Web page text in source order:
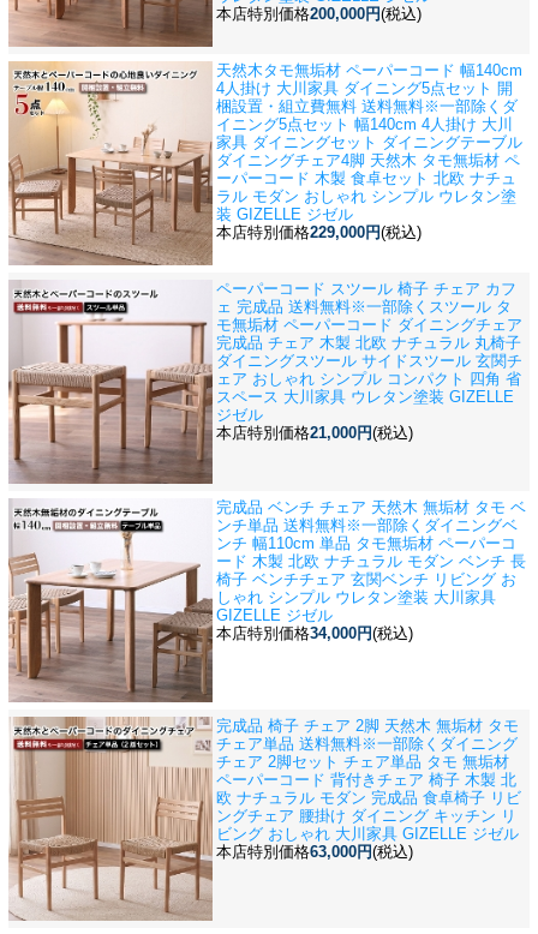
本店特別価格200,000円(税込)
天然木タモ無垢材 ペーパーコード 幅140cm
4人掛け 大川家具 ダイニング5点セット 開
梱設置・組立費無料 送料無料※一部除く ダ
イニング5点セット 幅140cm 4人掛け 大川
家具 ダイニングセット ダイニングテーブル
ダイニングチェア4脚 天然木 タモ無垢材 ペ
ーパーコード 木製 食卓セット 北欧 ナチュ
ラル モダン おしゃれ シンプル ウレタン塗
装 GIZELLE ジゼル
本店特別価格229,000円(税込)
ペーパーコード スツール 椅子 チェア カフ
ェ 完成品 送料無料※一部除く スツール タ
モ無垢材 ペーパーコード ダイニングチェア
完成品 チェア 木製 北欧 ナチュラル 丸椅子
ダイニングスツール サイドスツール 玄関チ
ェア おしゃれ シンプル コンパクト 四角 省
スペース 大川家具 ウレタン塗装 GIZELLE
ジゼル
本店特別価格21,000円(税込)
完成品 ベンチ チェア 天然木 無垢材 タモ ベ
ンチ単品 送料無料※一部除く ダイニングベ
ンチ 幅110cm 単品 タモ無垢材 ペーパーコ
ード 木製 北欧 ナチュラル モダン ベンチ 長
椅子 ベンチチェア 玄関ベンチ リビング お
しゃれ シンプル ウレタン塗装 大川家具
GIZELLE ジゼル
本店特別価格34,000円(税込)
完成品 椅子 チェア 2脚 天然木 無垢材 タモ
チェア単品 送料無料※一部除く ダイニング
チェア 2脚セット チェア単品 タモ 無垢材
ペーパーコード 背付きチェア 椅子 木製 北
欧 ナチュラル モダン 完成品 食卓椅子 リビ
ングチェア 腰掛け ダイニング キッチン リ
ビング おしゃれ 大川家具 GIZELLE ジゼル
本店特別価格63,000円(税込)